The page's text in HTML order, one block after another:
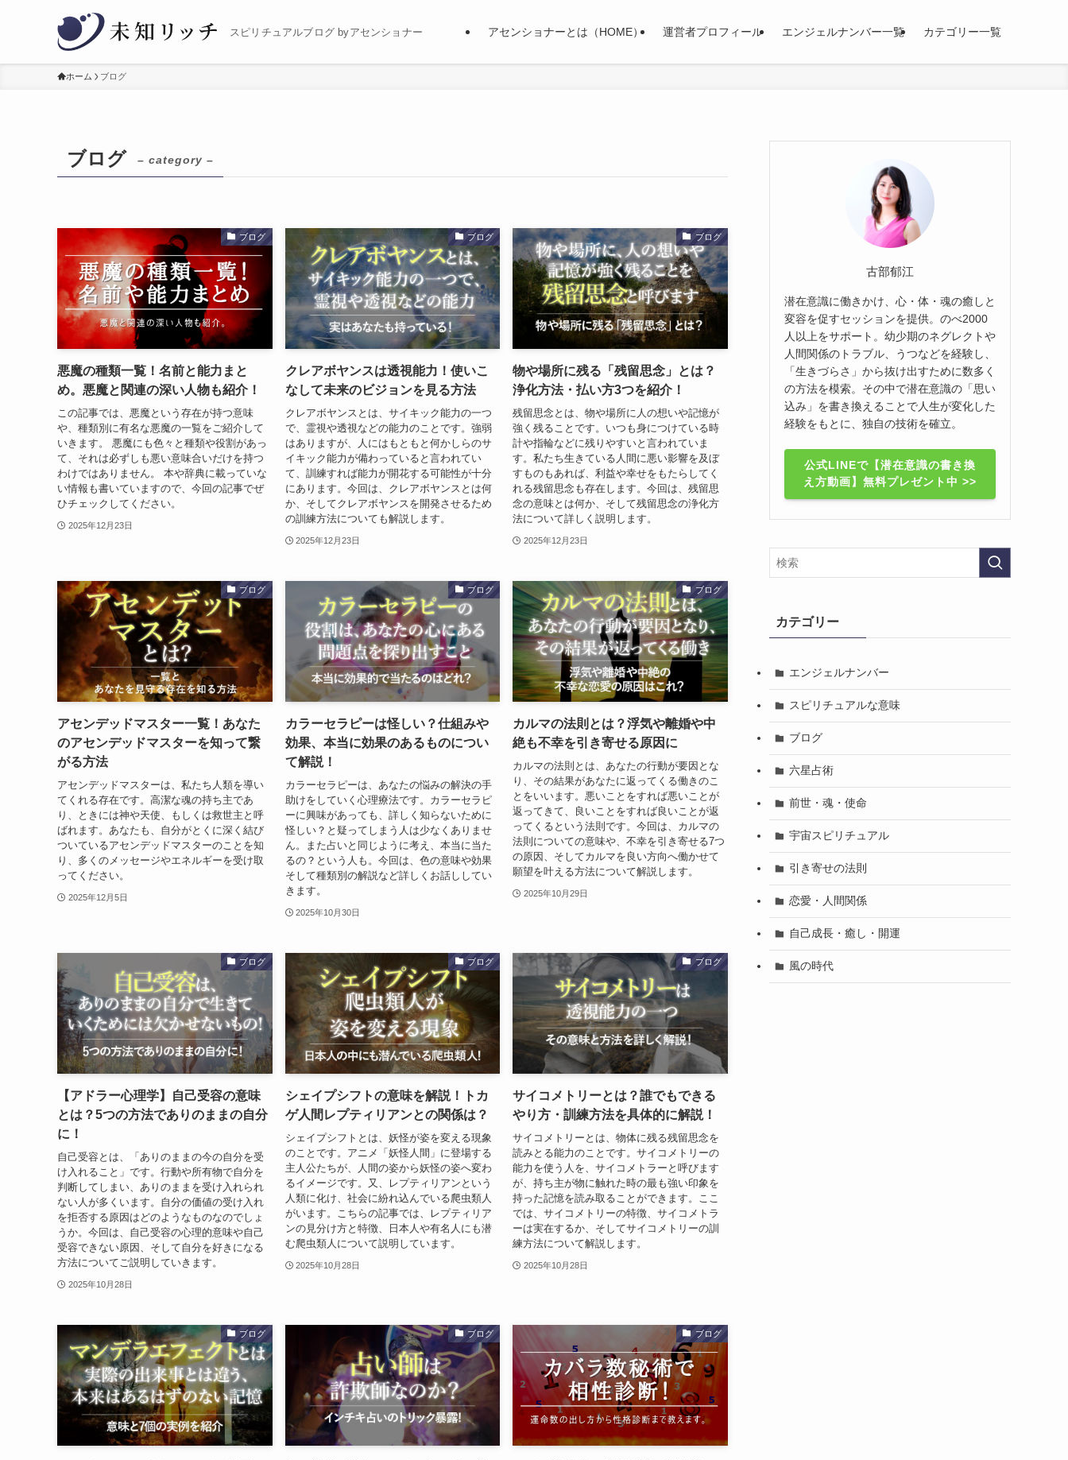
スピリチュアルブログ byアセンショナー アセンショナーとは（HOME） 運営者プロフィール エンジェルナンバー一覧 カテゴリー一覧
ホーム ブログ
ブログ – category –
ブログ
悪魔の種類一覧！名前と能力まと
め。悪魔と関連の深い人物も紹介！
この記事では、悪魔という存在が持つ意味
や、種類別に有名な悪魔の一覧をご紹介して
いきます。 悪魔にも色々と種類や役割があっ
て、それは必ずしも悪い意味合いだけを持つ
わけではありません。 本や辞典に載っていな
い情報も書いていますので、今回の記事でぜ
ひチェックしてください。
2025年12月23日
ブログ
クレアボヤンスは透視能力！使いこ
なして未来のビジョンを見る方法
クレアボヤンスとは、サイキック能力の一つ
で、霊視や透視などの能力のことです。強弱
はありますが、人にはもともと何かしらのサ
イキック能力が備わっていると言われてい
て、訓練すれば能力が開花する可能性が十分
にあります。今回は、クレアボヤンスとは何
か、そしてクレアボヤンスを開発させるため
の訓練方法についても解説します。
2025年12月23日
ブログ
物や場所に残る「残留思念」とは？
浄化方法・払い方3つを紹介！
残留思念とは、物や場所に人の想いや記憶が
強く残ることです。いつも身につけている時
計や指輪などに残りやすいと言われていま
す。私たち生きている人間に悪い影響を及ぼ
すものもあれば、利益や幸せをもたらしてく
れる残留思念も存在します。今回は、残留思
念の意味とは何か、そして残留思念の浄化方
法について詳しく説明します。
2025年12月23日
ブログ
アセンデッドマスター一覧！あなた
のアセンデッドマスターを知って繋
がる方法
アセンデッドマスターは、私たち人類を導い
てくれる存在です。高潔な魂の持ち主であ
り、ときには神や天使、もしくは救世主と呼
ばれます。あなたも、自分がとくに深く結び
ついているアセンデッドマスターのことを知
り、多くのメッセージやエネルギーを受け取
ってください。
2025年12月5日
ブログ
カラーセラピーは怪しい？仕組みや
効果、本当に効果のあるものについ
て解説！
カラーセラピーは、あなたの悩みの解決の手
助けをしていく心理療法です。カラーセラピ
ーに興味があっても、詳しく知らないために
怪しい？と疑ってしまう人は少なくありませ
ん。また占いと同じように考え、本当に当た
るの？という人も。今回は、色の意味や効果
そして種類別の解説など詳しくお話ししてい
きます。
2025年10月30日
ブログ
カルマの法則とは？浮気や離婚や中
絶も不幸を引き寄せる原因に
カルマの法則とは、あなたの行動が要因とな
り、その結果があなたに返ってくる働きのこ
とをいいます。悪いことをすれば悪いことが
返ってきて、良いことをすれば良いことが返
ってくるという法則です。今回は、カルマの
法則についての意味や、不幸を引き寄せる7つ
の原因、そしてカルマを良い方向へ働かせて
願望を叶える方法について解説します。
2025年10月29日
ブログ
【アドラー心理学】自己受容の意味
とは？5つの方法でありのままの自分
に！
自己受容とは、「ありのままの今の自分を受
け入れること」です。行動や所有物で自分を
判断してしまい、ありのままを受け入れられ
ない人が多くいます。自分の価値の受け入れ
を拒否する原因はどのようなものなのでしょ
うか。今回は、自己受容の心理的意味や自己
受容できない原因、そして自分を好きになる
方法についてご説明していきます。
2025年10月28日
ブログ
シェイプシフトの意味を解説！トカ
ゲ人間レプティリアンとの関係は？
シェイプシフトとは、妖怪が姿を変える現象
のことです。アニメ「妖怪人間」に登場する
主人公たちが、人間の姿から妖怪の姿へ変わ
るイメージです。又、レプティリアンという
人類に化け、社会に紛れ込んでいる爬虫類人
がいます。こちらの記事では、レプティリア
ンの見分け方と特徴、日本人や有名人にも潜
む爬虫類人について説明しています。
2025年10月28日
ブログ
サイコメトリーとは？誰でもできる
やり方・訓練方法を具体的に解説！
サイコメトリーとは、物体に残る残留思念を
読みとる能力のことです。サイコメトリーの
能力を使う人を、サイコメトラーと呼びます
が、持ち主が物に触れた時の最も強い印象を
持った記憶を読み取ることができます。ここ
では、サイコメトリーの特徴、サイコメトラ
ーは実在するか、そしてサイコメトリーの訓
練方法について解説します。
2025年10月28日
ブログ ブログ ブログ
古部郁江
潜在意識に働きかけ、心・体・魂の癒しと
変容を促すセッションを提供。のべ2000
人以上をサポート。幼少期のネグレクトや
人間関係のトラブル、うつなどを経験し、
「生きづらさ」から抜け出すために数多く
の方法を模索。その中で潜在意識の「思い
込み」を書き換えることで人生が変化した
経験をもとに、独自の技術を確立。
公式LINEで【潜在意識の書き換
え方動画】無料プレゼント中 >>
カテゴリー
エンジェルナンバー
スピリチュアルな意味
ブログ
六星占術
前世・魂・使命
宇宙スピリチュアル
引き寄せの法則
恋愛・人間関係
自己成長・癒し・開運
風の時代